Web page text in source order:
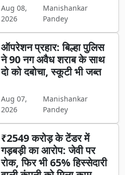
Aug 08,
2026
Manishankar
Pandey
ऑपरेशन प्रहार: बिल्हा पुलिस
ने 90 नग अवैध शराब के साथ
दो को दबोचा, स्कूटी भी जब्त
Aug 07,
2026
Manishankar
Pandey
₹2549 करोड़ के टेंडर में
गड़बड़ी का आरोप: जेवी पर
रोक, फिर भी 65% हिस्सेदारी